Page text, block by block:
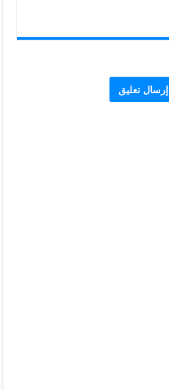
إرسال تعليق